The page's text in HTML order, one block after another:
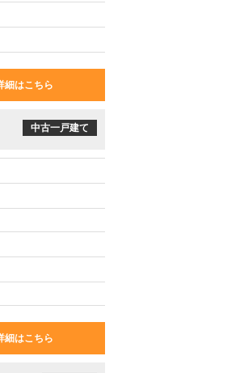
細はこちら
中古一戸建て
細はこちら